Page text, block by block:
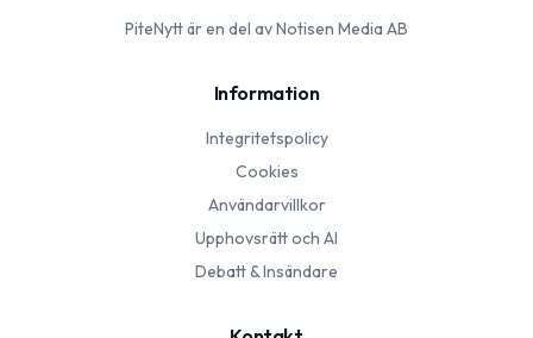
PiteNyttär en del av Notisen Media AB
Information
Integritetspolicy
Cookies
Användarvillkor
Upphovsrätt och AI
Debatt & Insändare